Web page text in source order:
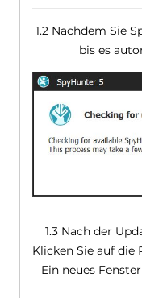
1.2 Nachdem Sie
bis es
1.3 Nach der
Klicken Sie auf die
Ein neues